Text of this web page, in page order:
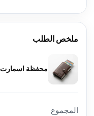
ملخص الطلب
محفظة اسمارت
المجموع